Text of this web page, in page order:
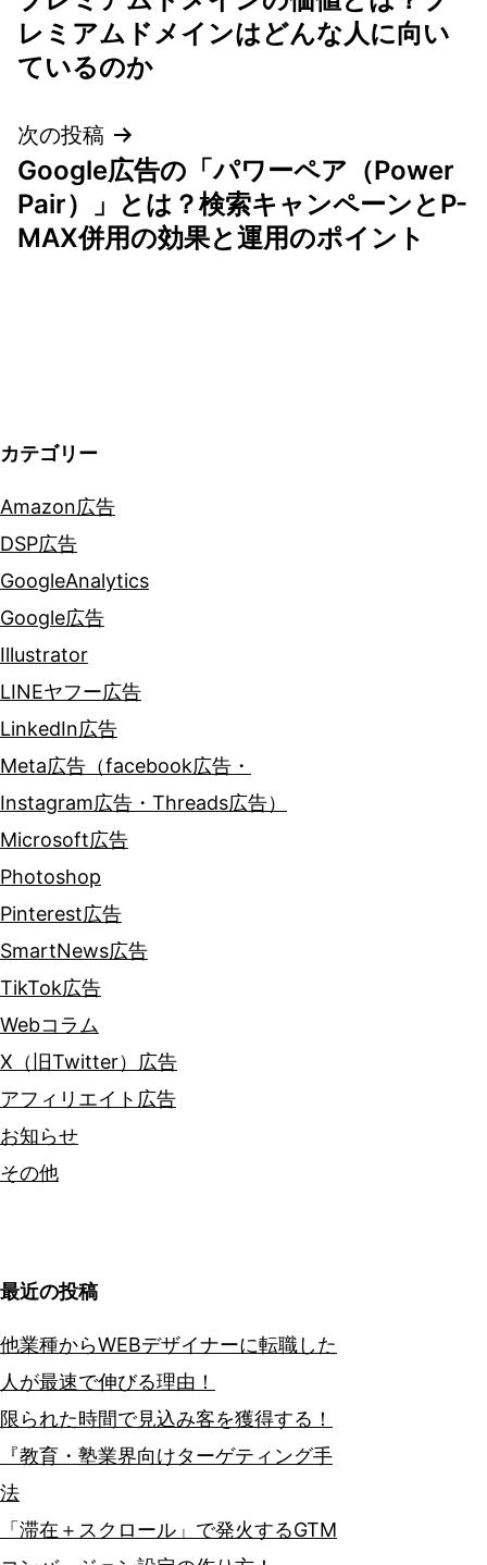
稿
ナ
ビ
ゲ
ー
レミアムドメインはどんな人に向い
ているのか
次の投稿
Google広告の「パワーペア（Power
Pair）」とは？検索キャンペーンとP-
MAX併用の効果と運用のポイント
カテゴリー
Amazon広告
DSP広告
GoogleAnalytics
Google広告
Illustrator
LINEヤフー広告
LinkedIn広告
Meta広告（facebook広告・
Instagram広告・Threads広告）
Microsoft広告
Photoshop
Pinterest広告
SmartNews広告
TikTok広告
Webコラム
X（旧Twitter）広告
アフィリエイト広告
お知らせ
その他
最近の投稿
他業種からWEBデザイナーに転職した
人が最速で伸びる理由！
限られた時間で見込み客を獲得する！
『教育・塾業界向けターゲティング手
法
「滞在＋スクロール」で発火するGTM